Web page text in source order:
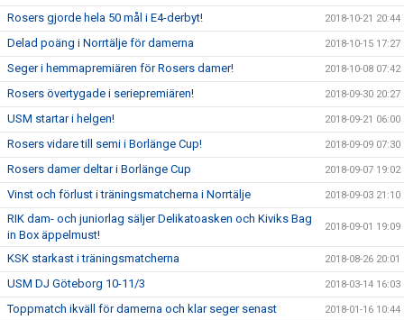
Rosers gjorde hela 50 mål i E4-derbyt! 2018-10-21 20:44
Delad poäng i Norrtälje för damerna 2018-10-15 17:27
Seger i hemmapremiären för Rosers damer! 2018-10-08 07:42
Rosers övertygade i seriepremiären! 2018-09-30 20:27
USM startar i helgen! 2018-09-21 06:00
Rosers vidare till semi i Borlänge Cup! 2018-09-09 07:30
Rosers damer deltar i Borlänge Cup 2018-09-07 19:02
Vinst och förlust i träningsmatcherna i Norrtälje 2018-09-03 21:10
RIK dam- och juniorlag säljer Delikatoasken och Kiviks Bag
in Box äppelmust!
2018-09-01 19:09
KSK starkast i träningsmatcherna 2018-08-26 20:01
USM DJ Göteborg 10-11/3 2018-03-14 16:03
Toppmatch ikväll för damerna och klar seger senast 2018-01-16 10:44